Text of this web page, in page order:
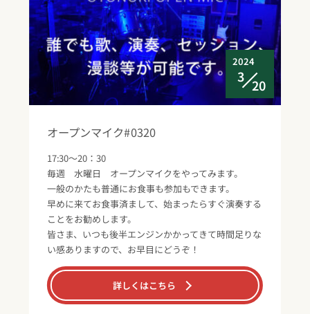
2024
3
20
オープンマイク#0320
17:30～20：30
毎週 水曜日 オープンマイクをやってみます。
一般のかたも普通にお食事も参加もできます。
早めに来てお食事済まして、始まったらすぐ演奏する
ことをお勧めします。
皆さま、いつも後半エンジンかかってきて時間足りな
い感ありますので、お早目にどうぞ！
詳しくはこちら